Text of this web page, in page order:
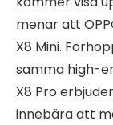
menar att
X8 Mini.
samma high-
X8 Pro
innebära att